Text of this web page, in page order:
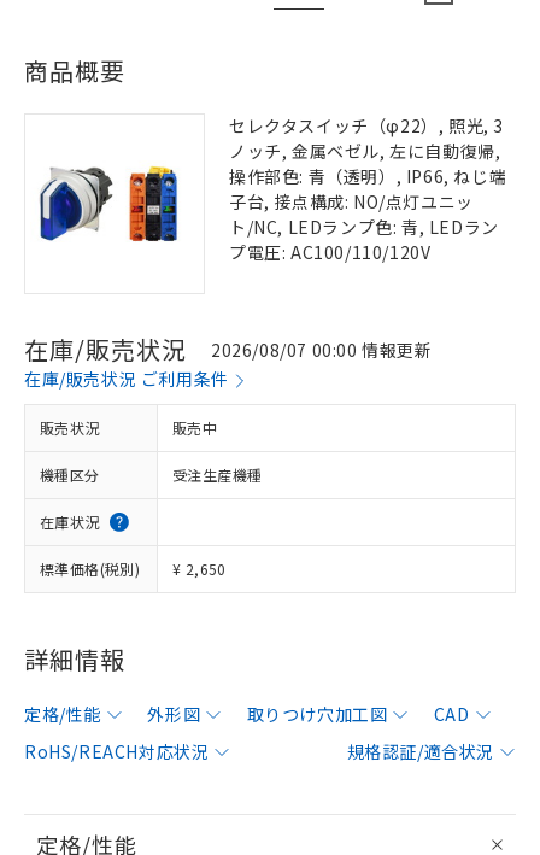
商品概要
セレクタスイッチ（φ22）, 照光, 3
ノッチ, 金属ベゼル, 左に自動復帰,
操作部色: 青（透明）, IP66, ねじ端
子台, 接点構成: NO/点灯ユニッ
ト/NC, LEDランプ色: 青, LEDラン
プ電圧: AC100/110/120V
在庫/販売状況
2026/08/07 00:00 情報更新
在庫/販売状況 ご利用条件
販売状況 販売中
機種区分 受注生産機種
在庫状況
標準価格(税別) ¥ 2,650
詳細情報
定格/性能 外形図 取りつけ穴加工図
CAD
RoHS/REACH対応状況
規格認証/適合状況
定格/性能